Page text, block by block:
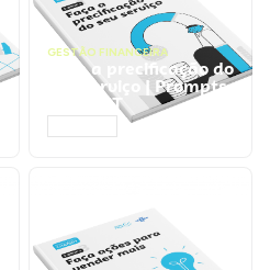
GESTÃO FINANCEIRA
Faça a precificação do
seu serviço | Prompts
ChatGPT